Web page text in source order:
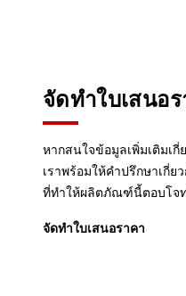
จัดทำใบเสนอ
หากสนใจข้อมูลเพิ่มเติมเ
เราพร้อมให้คำปรึกษาเกี่ย
ที่ทำให้ผลิตภัณฑ์นี้ตอบโจ
จัดทำใบเสนอราคา